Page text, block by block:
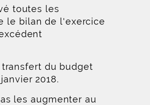
toutes les
le bilan de l'exercice
du budget
2018.
les augmenter au